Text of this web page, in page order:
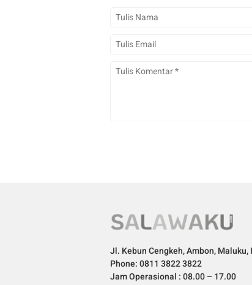
Jl. Kebun Cengkeh, Ambon, Maluku,
Phone: 0811 3822 3822
Jam Operasional : 08.00 – 17.00